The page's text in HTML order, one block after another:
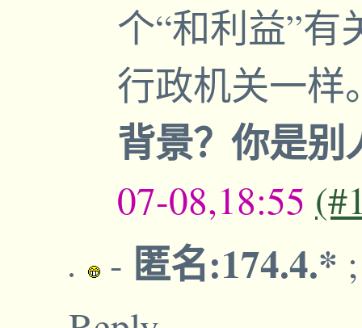
个“和利益”
行政机关一
背景？你是
07-08,18:55
- 匿名:174.4.*